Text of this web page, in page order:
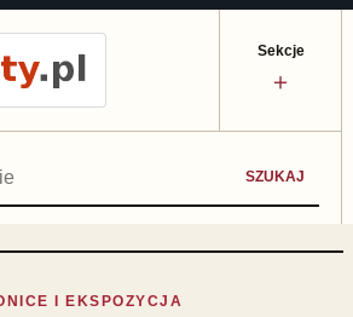
SZUKAJ
Sekcje
＋
I EKSPOZYCJA